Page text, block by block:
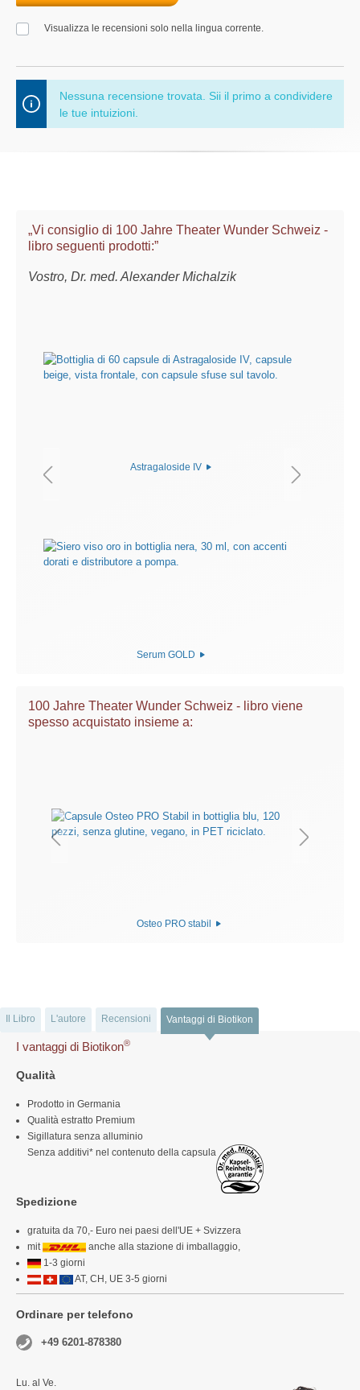
Visualizza le recensioni solo nella lingua corrente.
Nessuna recensione trovata. Sii il primo a condividere
le tue intuizioni.
„Vi consiglio di 100 Jahre Theater Wunder Schweiz -
libro seguenti prodotti:”
Vostro, Dr. med. Alexander Michalzik
Astragaloside IV
Serum GOLD
100 Jahre Theater Wunder Schweiz - libro viene
spesso acquistato insieme a:
Osteo PRO stabil
Il Libro L'autore Recensioni Vantaggi di Biotikon
I vantaggi di Biotikon®
Qualità
Prodotto in Germania
Qualità estratto Premium
Sigillatura senza alluminio
Senza additivi* nel contenuto della capsula
Spedizione
gratuita da 70,- Euro nei paesi dell'UE + Svizzera
mit
anche alla stazione di imballaggio,
1-3 giorni
AT, CH, UE 3-5 giorni
Ordinare per telefono
+49 6201-878380
Lu. al Ve.